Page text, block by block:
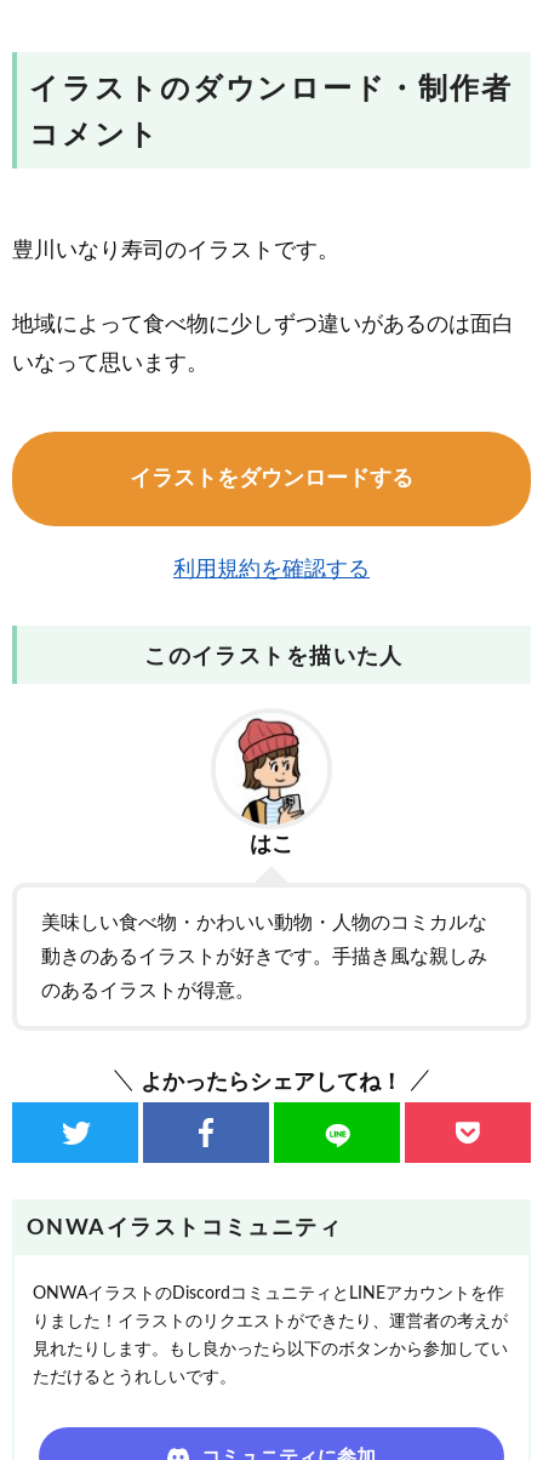
イラストのダウンロード・制作者
コメント
豊川いなり寿司のイラストです。
地域によって食べ物に少しずつ違いがあるのは面白
いなって思います。
イラストをダウンロードする
利用規約を確認する
このイラストを描いた人
はこ
美味しい食べ物・かわいい動物・人物のコミカルな
動きのあるイラストが好きです。手描き風な親しみ
のあるイラストが得意。
よかったらシェアしてね！
ONWAイラストコミュニティ
ONWAイラストのDiscordコミュニティとLINEアカウントを作
りました！イラストのリクエストができたり、運営者の考えが
見れたりします。もし良かったら以下のボタンから参加してい
ただけるとうれしいです。